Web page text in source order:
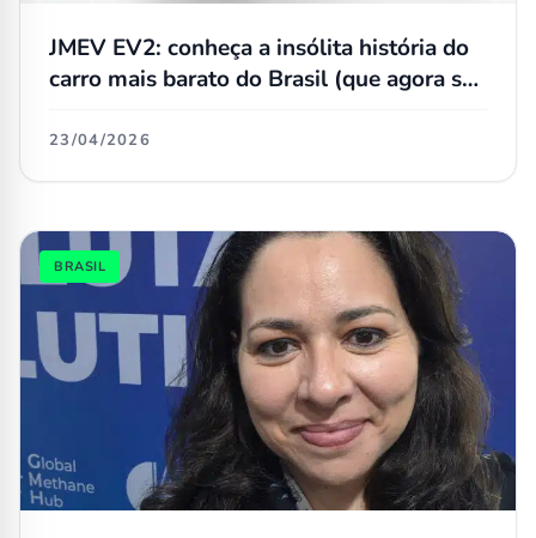
JMEV EV2: conheça a insólita história do
carro mais barato do Brasil (que agora se
23/04/2026
BRASIL